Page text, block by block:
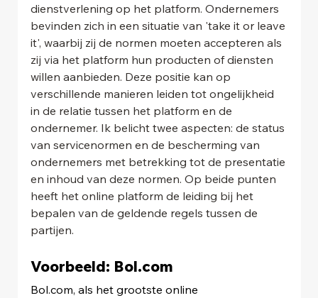
dienstverlening op het platform. Ondernemers
bevinden zich in een situatie van 'take it or leave
it', waarbij zij de normen moeten accepteren als
zij via het platform hun producten of diensten
willen aanbieden. Deze positie kan op
verschillende manieren leiden tot ongelijkheid
in de relatie tussen het platform en de
ondernemer. Ik belicht twee aspecten: de status
van servicenormen en de bescherming van
ondernemers met betrekking tot de presentatie
en inhoud van deze normen. Op beide punten
heeft het online platform de leiding bij het
bepalen van de geldende regels tussen de
partijen.
Voorbeeld: Bol.com
Bol.com, als het grootste online